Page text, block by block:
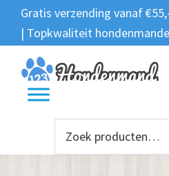
Spring
naar
de
hoofdnavigatie
Door
naar
de
hoofd
inhoud
Spring
naar
de
voettekst
Gratis verzending vanaf
| Topkwaliteit
Zoeken
Zoeken
naar: